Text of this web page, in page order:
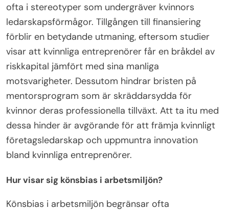
ofta i stereotyper som undergräver kvinnors
ledarskapsförmågor. Tillgången till finansiering
förblir en betydande utmaning, eftersom studier
visar att kvinnliga entreprenörer får en bråkdel av
riskkapital jämfört med sina manliga
motsvarigheter. Dessutom hindrar bristen på
mentorsprogram som är skräddarsydda för
kvinnor deras professionella tillväxt. Att ta itu med
dessa hinder är avgörande för att främja kvinnligt
företagsledarskap och uppmuntra innovation
bland kvinnliga entreprenörer.
Hur visar sig könsbias i arbetsmiljön?
Könsbias i arbetsmiljön begränsar ofta